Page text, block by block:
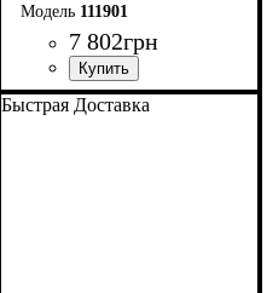
111901
7 802грн
Быстрая Доставка